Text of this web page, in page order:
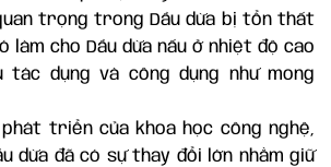
trọng trong Dầu dừa bị tổn thất
làm cho Dầu dừa nấu ở nhiệt độ cao
tác dụng và công dụng như mong
triển của khoa học công nghệ,
dừa đã có sự thay đổi lớn nhằm giữ